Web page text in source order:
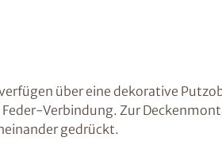
über eine dekorative
Verbindung. Zur
gedrückt.